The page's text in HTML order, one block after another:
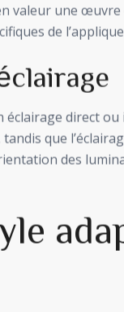
valeur une œuvre
de
direct ou
que
des